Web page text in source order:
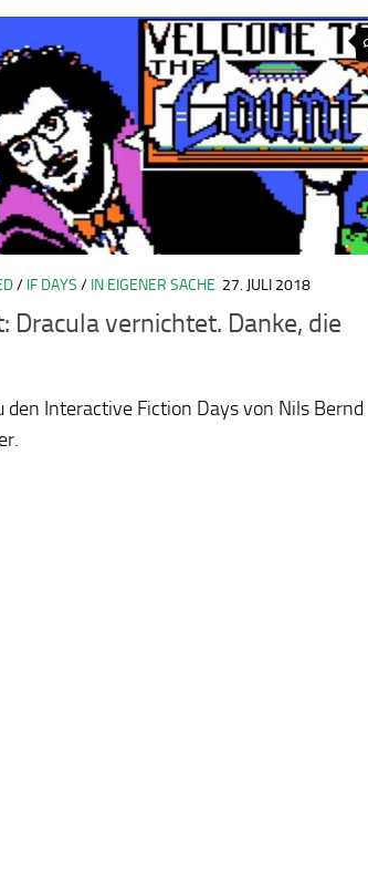
/ IF DAYS / IN EIGENER SACHE 27. JULI 2018
Dracula vernichtet. Danke, die
den Interactive Fiction Days von Nils Bernd
ludo2026/